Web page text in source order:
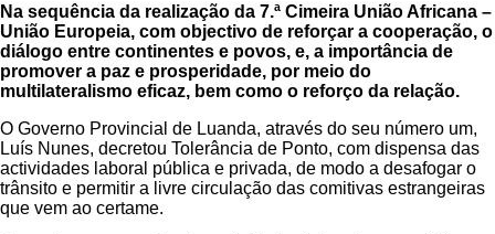
Na sequência da realização da 7.ª Cimeira União Africana –
União Europeia, com objectivo de reforçar a cooperação, o
diálogo entre continentes e povos, e, a importância de
promover a paz e prosperidade, por meio do
multilateralismo eficaz, bem como o reforço da relação.
O Governo Provincial de Luanda, através do seu número um,
Luís Nunes, decretou Tolerância de Ponto, com dispensa das
actividades laboral pública e privada, de modo a desafogar o
trânsito e permitir a livre circulação das comitivas estrangeiras
que vem ao certame.